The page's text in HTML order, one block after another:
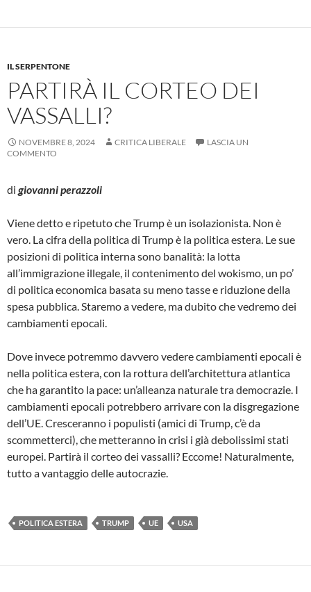
IL SERPENTONE
PARTIRÀ IL CORTEO DEI
VASSALLI?
NOVEMBRE 8, 2024 CRITICA LIBERALE
LASCIA UN
COMMENTO
di giovanni perazzoli
Viene detto e ripetuto che Trump è un isolazionista. Non è
vero. La cifra della politica di Trump è la politica estera. Le sue
posizioni di politica interna sono banalità: la lotta
all’immigrazione illegale, il contenimento del wokismo, un po’
di politica economica basata su meno tasse e riduzione della
spesa pubblica. Staremo a vedere, ma dubito che vedremo dei
cambiamenti epocali.
Dove invece potremmo davvero vedere cambiamenti epocali è
nella politica estera, con la rottura dell’architettura atlantica
che ha garantito la pace: un’alleanza naturale tra democrazie. I
cambiamenti epocali potrebbero arrivare con la disgregazione
dell’UE. Cresceranno i populisti (amici di Trump, c’è da
scommetterci), che metteranno in crisi i già debolissimi stati
europei. Partirà il corteo dei vassalli? Eccome! Naturalmente,
tutto a vantaggio delle autocrazie.
POLITICA ESTERA TRUMP UE USA